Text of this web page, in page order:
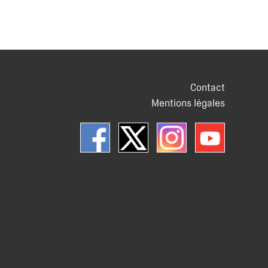
Contact
Mentions légales